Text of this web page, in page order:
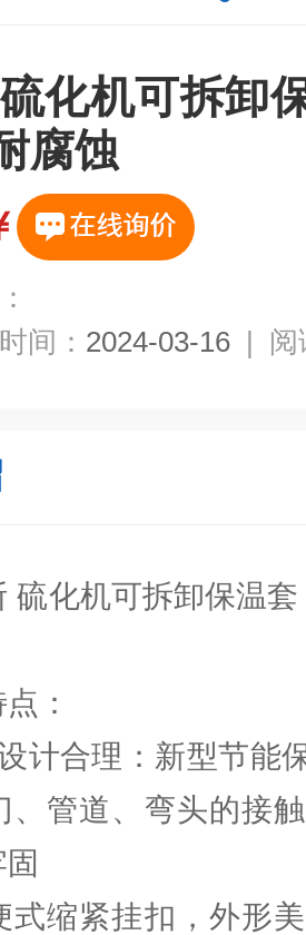
化机可拆卸
腐蚀
间： 2024-03-16 | 阅
化机可拆卸保温套
：
合理：新型节能
、管道、弯头的接
紧挂扣，外形美